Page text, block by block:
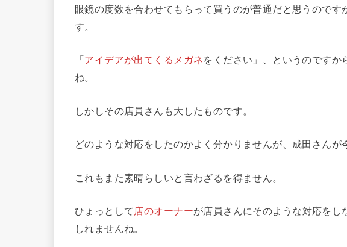
眼鏡の度数を合わせてもらって買うのが普通だと思うので
す。
「 アイデアが出てくるメガネをください」、というのですか
ね。
しかしその店員さんも大したものです。
どのような対応をしたのかよく分かりませんが、成田さんが
これもまた素晴らしいと言わざるを得ません。
ひょっとして 店のオーナーが店員さんにそのような対応をし
しれませんね。